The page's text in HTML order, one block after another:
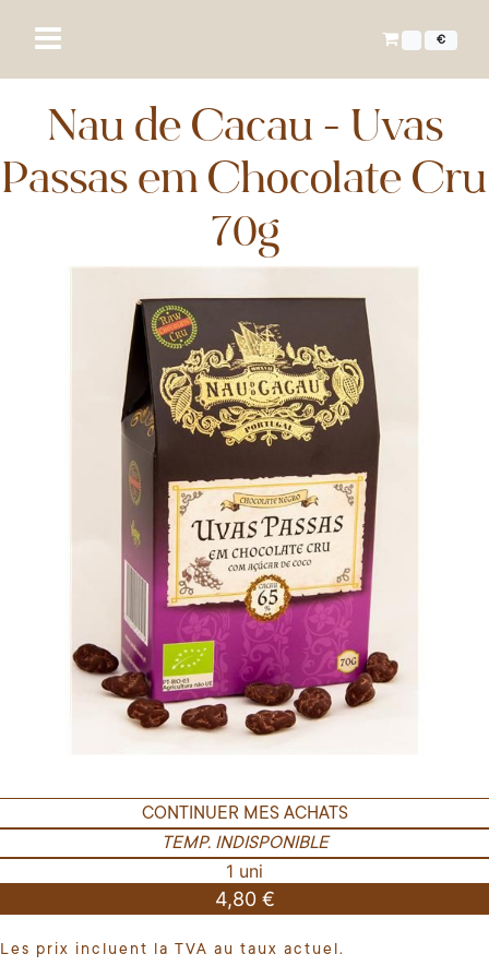
€
Nau de Cacau - Uvas
Passas em Chocolate Cru
70g
CONTINUER MES ACHATS
TEMP. INDISPONIBLE
1 uni
4,80 €
Les prix incluent la TVA au taux actuel.